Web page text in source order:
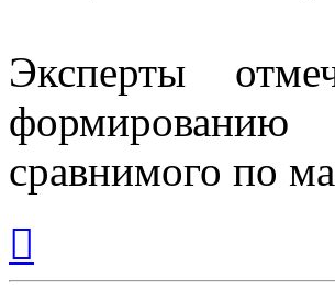
Эксперты
сравнимого по
началу